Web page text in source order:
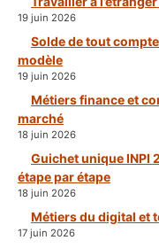
19 juin 2026
Solde de tout
modèle
19 juin 2026
Métiers finance et
marché
18 juin 2026
Guichet unique INPI
étape par étape
18 juin 2026
Métiers du digital et
17 juin 2026